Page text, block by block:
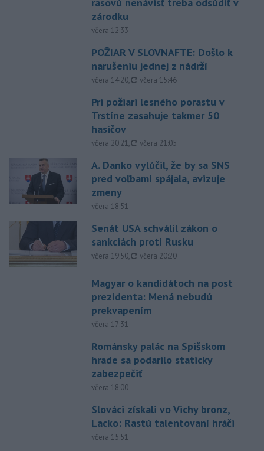
rasovú nenávisť treba odsúdiť v
zárodku
včera 12:33
POŽIAR V SLOVNAFTE: Došlo k
narušeniu jednej z nádrží
včera 14:20, aktualizované
včera 15:46
Pri požiari lesného porastu v
Trstíne zasahuje takmer 50
hasičov
včera 20:21, aktualizované
včera 21:05
A. Danko vylúčil, že by sa SNS
pred voľbami spájala, avizuje
zmeny
včera 18:51
Senát USA schválil zákon o
sankciách proti Rusku
včera 19:50, aktualizované
včera 20:20
Magyar o kandidátoch na post
prezidenta: Mená nebudú
prekvapením
včera 17:31
Románsky palác na Spišskom
hrade sa podarilo staticky
zabezpečiť
včera 18:00
Slováci získali vo Vichy bronz,
Lacko: Rastú talentovaní hráči
včera 15:51